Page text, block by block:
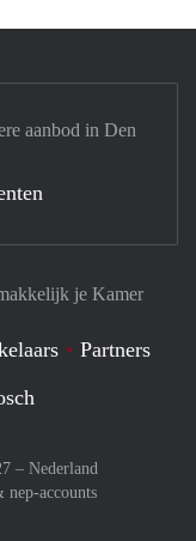
je Kamer
Partners
– Nederland
nep-accounts
aanbod in Den